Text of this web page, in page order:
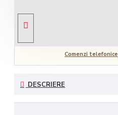
Comenzi telefonice
DESCRIERE